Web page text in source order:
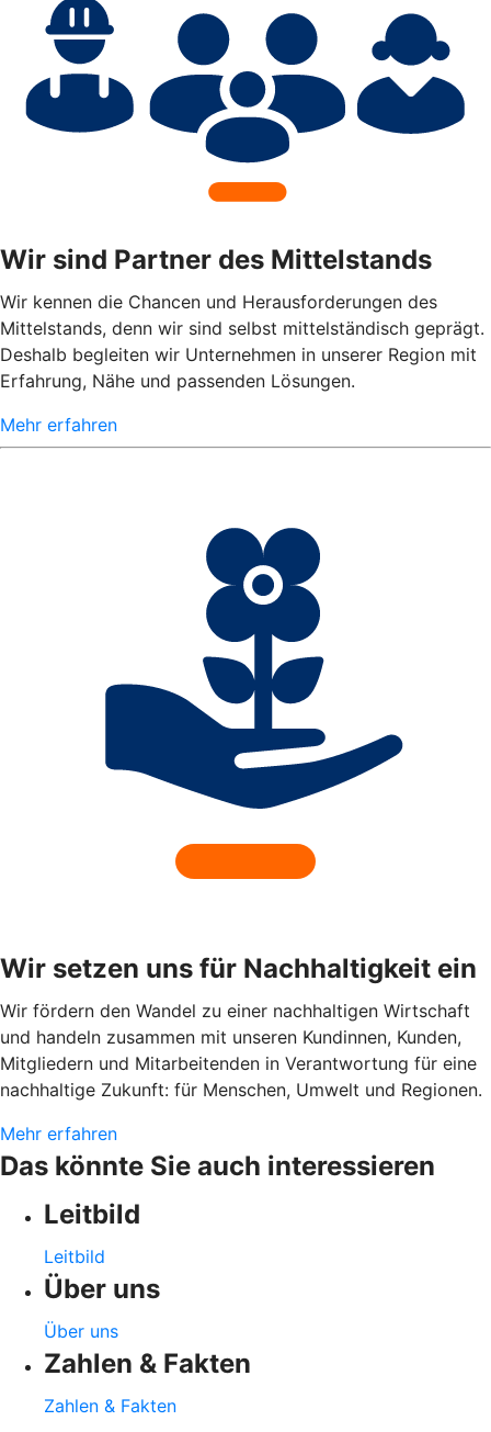
Wir sind Partner des Mittelstands
Wir kennen die Chancen und Herausforderungen des
Mittelstands, denn wir sind selbst mittelständisch geprägt.
Deshalb begleiten wir Unternehmen in unserer Region mit
Erfahrung, Nähe und passenden Lösungen.
Mehr erfahren
Wir setzen uns für Nachhaltigkeit ein
Wir fördern den Wandel zu einer nachhaltigen Wirtschaft
und handeln zusammen mit unseren Kundinnen, Kunden,
Mitgliedern und Mitarbeitenden in Verantwortung für eine
nachhaltige Zukunft: für Menschen, Umwelt und Regionen.
Mehr erfahren
Das könnte Sie auch interessieren
Leitbild
Leitbild
Über uns
Über uns
Zahlen & Fakten
Zahlen & Fakten